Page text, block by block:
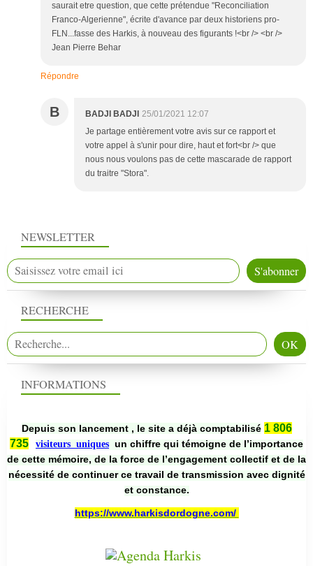
saurait etre question, que cette prétendue "Reconciliation
Franco-Algerienne", écrite d'avance par deux historiens pro-
FLN...fasse des Harkis, à nouveau des figurants !<br /> <br />
Jean Pierre Behar
Répondre
B BADJI BADJI 25/01/2021 12:07
Je partage entièrement votre avis sur ce rapport et
votre appel à s'unir pour dire, haut et fort<br /> que
nous nous voulons pas de cette mascarade de rapport
du traitre "Stora".
NEWSLETTER
RECHERCHE
INFORMATIONS
Depuis son lancement , le site a déjà comptabilisé 1 806
735
visiteurs uniques un chiffre qui témoigne de l’importance
de cette mémoire, de la force de l’engagement collectif et de la
nécessité de continuer ce travail de transmission avec dignité
et constance.
https://www.harkisdordogne.com/